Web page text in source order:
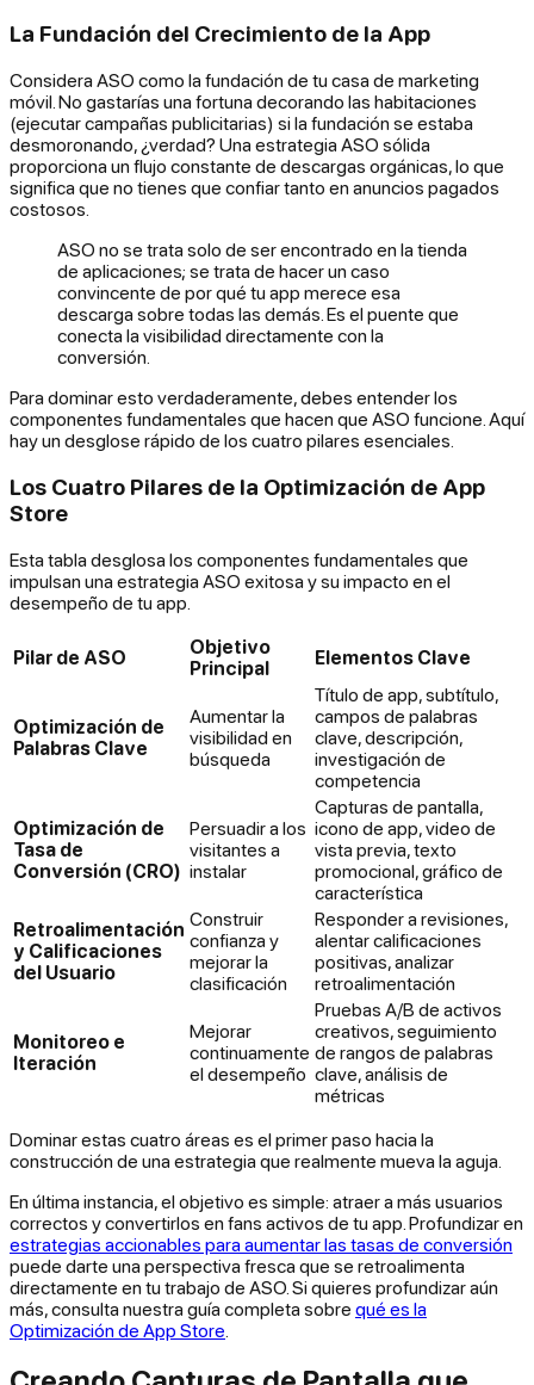
La Fundación del Crecimiento de la App
Considera ASO como la fundación de tu casa de marketing
móvil. No gastarías una fortuna decorando las habitaciones
(ejecutar campañas publicitarias) si la fundación se estaba
desmoronando, ¿verdad? Una estrategia ASO sólida
proporciona un flujo constante de descargas orgánicas, lo que
significa que no tienes que confiar tanto en anuncios pagados
costosos.
ASO no se trata solo de ser encontrado en la tienda
de aplicaciones; se trata de hacer un caso
convincente de por qué tu app merece esa
descarga sobre todas las demás. Es el puente que
conecta la visibilidad directamente con la
conversión.
Para dominar esto verdaderamente, debes entender los
componentes fundamentales que hacen que ASO funcione. Aquí
hay un desglose rápido de los cuatro pilares esenciales.
Los Cuatro Pilares de la Optimización de App
Store
Esta tabla desglosa los componentes fundamentales que
impulsan una estrategia ASO exitosa y su impacto en el
desempeño de tu app.
Pilar de ASO
Objetivo
Principal
Elementos Clave
Optimización de
Palabras Clave
Aumentar la
visibilidad en
búsqueda
Título de app, subtítulo,
campos de palabras
clave, descripción,
investigación de
competencia
Optimización de
Tasa de
Conversión (CRO)
Persuadir a los
visitantes a
instalar
Capturas de pantalla,
icono de app, video de
vista previa, texto
promocional, gráfico de
característica
Retroalimentación
y Calificaciones
del Usuario
Construir
confianza y
mejorar la
clasificación
Responder a revisiones,
alentar calificaciones
positivas, analizar
retroalimentación
Monitoreo e
Iteración
Mejorar
continuamente
el desempeño
Pruebas A/B de activos
creativos, seguimiento
de rangos de palabras
clave, análisis de
métricas
Dominar estas cuatro áreas es el primer paso hacia la
construcción de una estrategia que realmente mueva la aguja.
En última instancia, el objetivo es simple: atraer a más usuarios
correctos y convertirlos en fans activos de tu app. Profundizar en
estrategias accionables para aumentar las tasas de conversión
puede darte una perspectiva fresca que se retroalimenta
directamente en tu trabajo de ASO. Si quieres profundizar aún
más, consulta nuestra guía completa sobre qué es la
Optimización de App Store